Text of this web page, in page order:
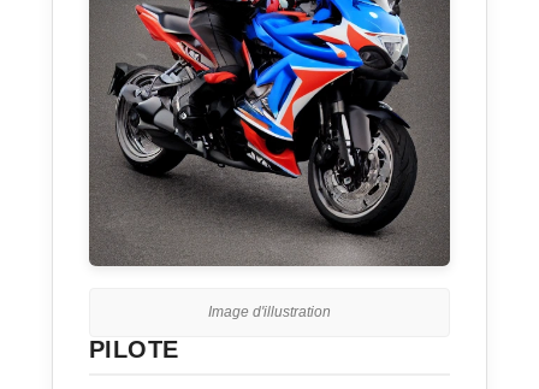
Image d'illustration
PILOTE